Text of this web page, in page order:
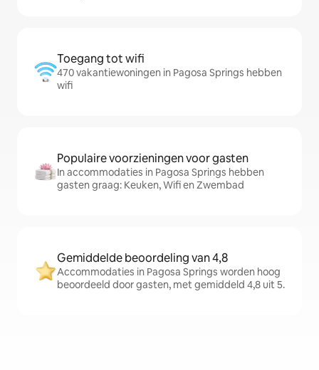
Toegang tot wifi
470 vakantiewoningen in Pagosa Springs hebben
wifi
Populaire voorzieningen voor gasten
In accommodaties in Pagosa Springs hebben
gasten graag: Keuken, Wifi en Zwembad
Gemiddelde beoordeling van 4,8
Accommodaties in Pagosa Springs worden hoog
beoordeeld door gasten, met gemiddeld 4,8 uit 5.